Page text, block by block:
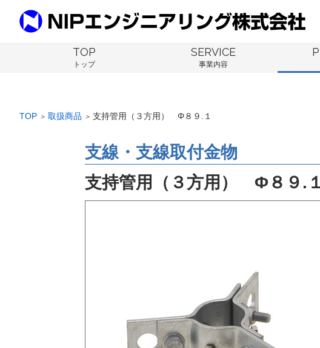
TOP
トップ
SERVICE
事業内容
TOP ＞ 取扱商品 ＞ 支持管用（３方用） Φ８９.１
支線・支線取付金物
支持管用（３方用） Φ８９.１